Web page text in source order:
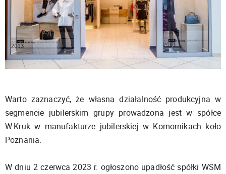
Warto zaznaczyć, że własna działalność produkcyjna w
segmencie jubilerskim grupy prowadzona jest w spółce
W.Kruk w manufakturze jubilerskiej w Komornikach koło
Poznania.
W dniu 2 czerwca 2023 r. ogłoszono upadłość spółki WSM